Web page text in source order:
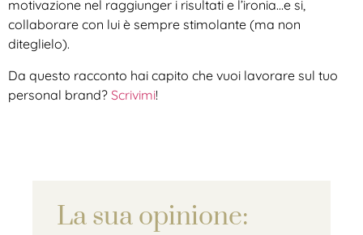
motivazione nel raggiunger i risultati e l’ironia…e si,
collaborare con lui è sempre stimolante (ma non
diteglielo).
Da questo racconto hai capito che vuoi lavorare sul tuo
personal brand? Scrivimi!
La sua opinione: